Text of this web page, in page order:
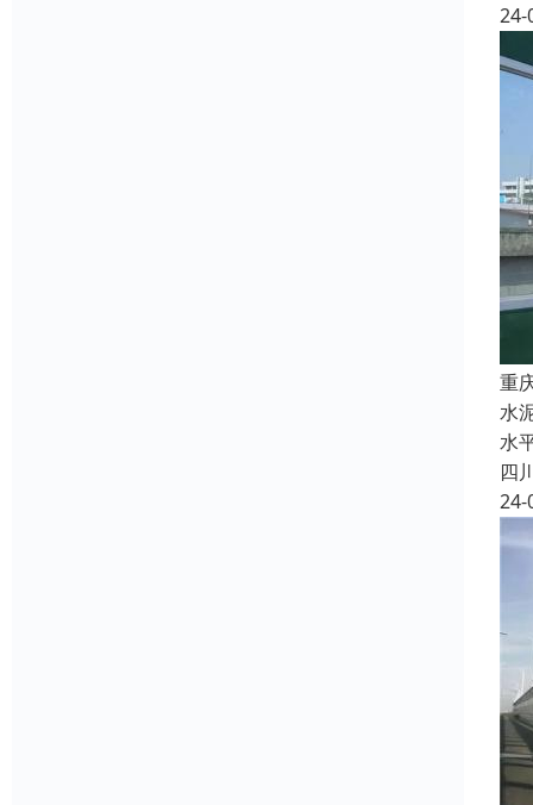
24-
重
水
水
四
24-